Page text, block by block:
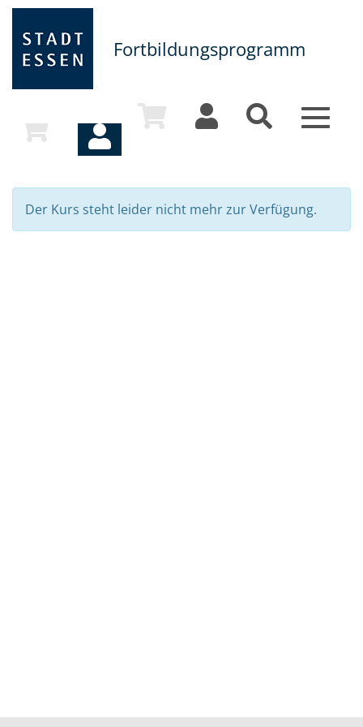
Fortbildungsprogramm
Toggle
Der Kurs steht leider nicht mehr zur Verfügung.